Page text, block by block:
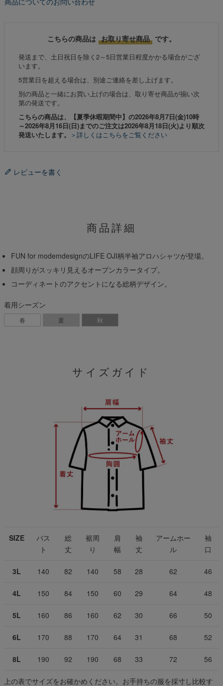
商品についてのお問い合わせ
こちらの商品は お取り寄せ商品 です。
発送まで、土日祝日を除く2～5日営業日程度かかる場合がござ
います。
5営業日を超える場合は、別途ご連絡を差し上げます。
別の商品と一緒にお買い上げの場合は、取り寄せ商品が揃い次
第の発送です。
こちらの商品は、【夏季休暇期間中】の2026年8月7日(金)10時
～2026年8月16日(日)までのご注文は2026年8月18日(火)より順次
発送いたします。 ＞詳しくはこちらをご覧ください
レビューを書く
商品詳細
FUN for modemdesignのLIFE OJI柄半袖アロハシャツが登場。
顔周りがスッキリ見えるオープンカラータイプ。
コーディネートのアクセントになる総柄デザイン。
着用シーズン
春 夏 秋
サイズガイド
SIZE
バス
ト
総
丈
裾周
り
肩
幅
袖
丈
アームホー
ル
袖
口
3L 140 82 140 58 28 62 46
4L 150 84 150 60 29 64 48
5L 160 86 160 62 30 66 50
6L 170 88 170 64 31 68 52
8L 190 92 190 68 33 72 56
上の表でサイズをお確かめください。お手持ちの服を採寸し比較す